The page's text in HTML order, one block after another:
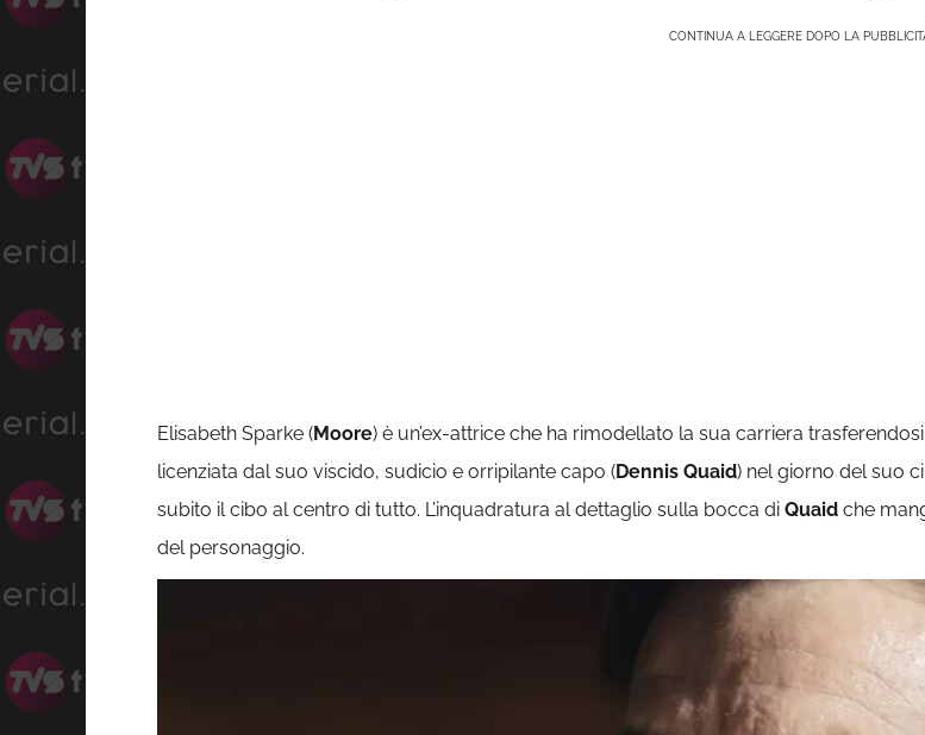
CONTINUA A LEGGERE DOPO LA
Elisabeth Sparke (Moore) è un’ex-attrice che ha rimodellato la sua carriera
licenziata dal suo viscido, sudicio e orripilante capo (Dennis Quaid) nel giorno del suo
subito il cibo al centro di tutto. L’inquadratura al dettaglio sulla bocca di Quaid che
del personaggio.